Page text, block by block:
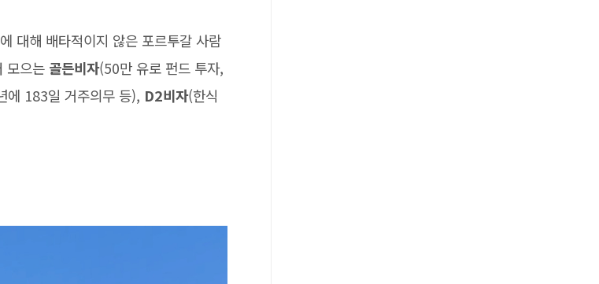
대해 배타적이지 않은 포르투갈 사람
모으는 골든비자(50만 유로 펀드 투자,
에 183일 거주의무 등), D2비자(한식